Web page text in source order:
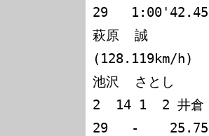
29
萩原  誠
(128.119km/h)
池沢  さとし
2  14 1  2 井倉
29   -